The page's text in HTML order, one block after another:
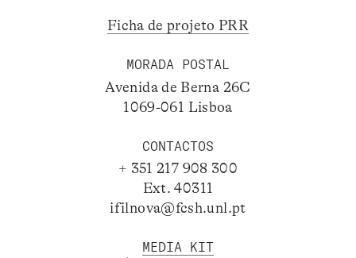
Ficha de projeto PRR
MORADA POSTAL
Avenida de Berna 26C
1069-061 Lisboa
CONTACTOS
+ 351 217 908 300
Ext. 40311
ifilnova@fcsh.unl.pt
MEDIA KIT